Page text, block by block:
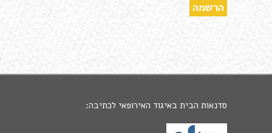
סדנאות הבית באיגוד האירופאי לכתיבה: